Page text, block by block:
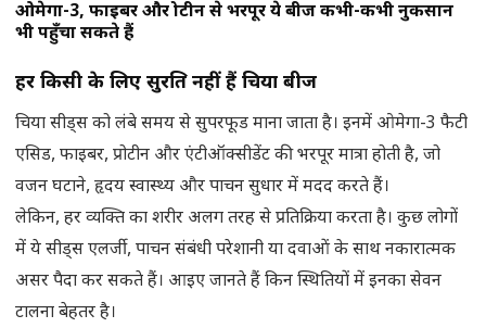
ओमेगा-3, फाइबर और प्रोटीन से भरपूर ये बीज कभी-कभी नुकसान
भी पहुँचा सकते हैं
हर किसी के लिए सुरक्षित नहीं हैं चिया बीज
चिया सीड्स को लंबे समय से सुपरफूड माना जाता है। इनमें ओमेगा-3 फैटी
एसिड, फाइबर, प्रोटीन और एंटीऑक्सीडेंट की भरपूर मात्रा होती है, जो
वजन घटाने, हृदय स्वास्थ्य और पाचन सुधार में मदद करते हैं।
लेकिन, हर व्यक्ति का शरीर अलग तरह से प्रतिक्रिया करता है। कुछ लोगों
में ये सीड्स एलर्जी, पाचन संबंधी परेशानी या दवाओं के साथ नकारात्मक
असर पैदा कर सकते हैं। आइए जानते हैं किन स्थितियों में इनका सेवन
टालना बेहतर है।